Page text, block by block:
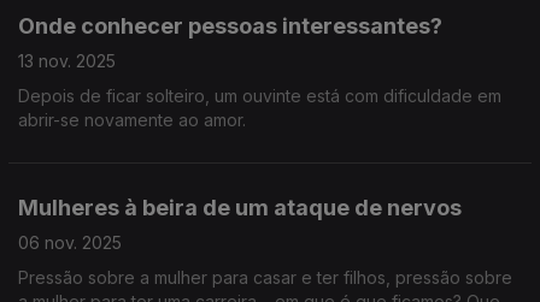
Onde conhecer pessoas interessantes?
13 nov. 2025
Depois de ficar solteiro, um ouvinte está com dificuldade em
abrir-se novamente ao amor.
Mulheres à beira de um ataque de nervos
06 nov. 2025
Pressão sobre a mulher para casar e ter filhos, pressão sobre